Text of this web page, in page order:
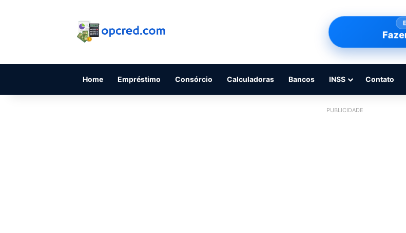
Home Empréstimo Consórcio Calculadoras Bancos INSS Contato
PUBLICIDADE